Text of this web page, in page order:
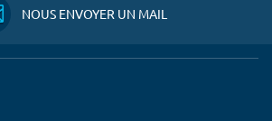
NOUS ENVOYER UN MAIL